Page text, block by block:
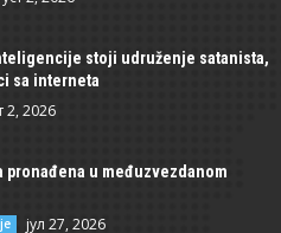
stoji udruženje satanista,
sa interneta
2, 2026
pronađena u međuzvezdanom
јул 27, 2026